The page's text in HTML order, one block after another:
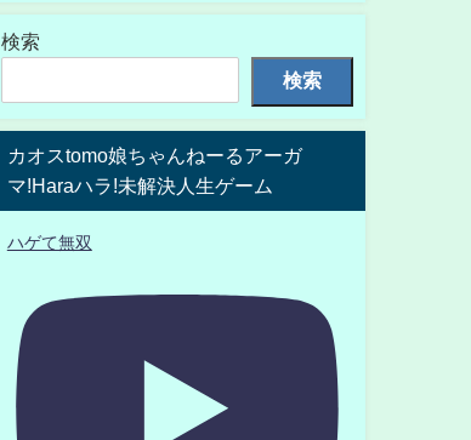
検索
検索
カオスtomo娘ちゃんねーるアーガ
マ!Haraハラ!未解決人生ゲーム
ハゲて無双